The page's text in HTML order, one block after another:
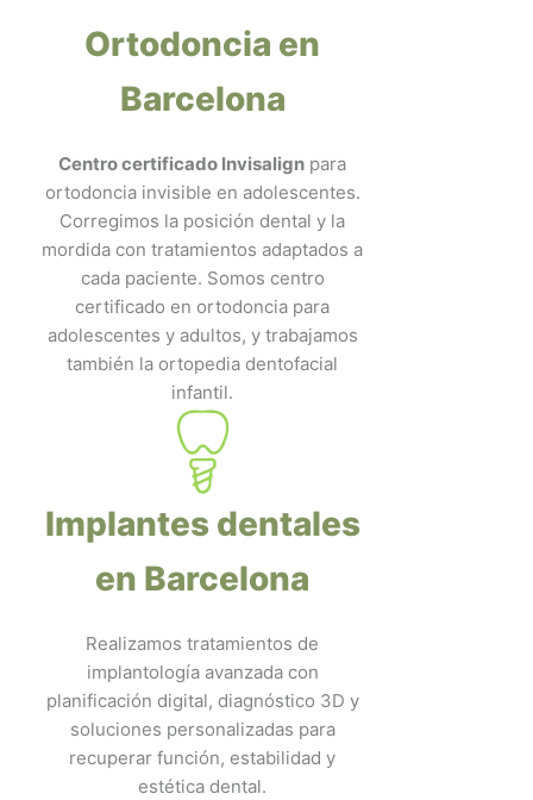
Ortodoncia en
Barcelona
Centro certificado Invisalign para
ortodoncia invisible en adolescentes.
Corregimos la posición dental y la
mordida con tratamientos adaptados a
cada paciente. Somos centro
certificado en ortodoncia para
adolescentes y adultos, y trabajamos
también la ortopedia dentofacial
infantil.
Implantes dentales
en Barcelona
Realizamos tratamientos de
implantología avanzada con
planificación digital, diagnóstico 3D y
soluciones personalizadas para
recuperar función, estabilidad y
estética dental.